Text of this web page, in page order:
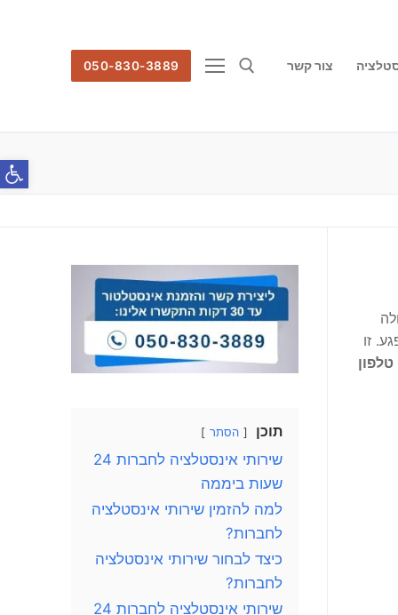
צור קשר 050-830-3889
זו
תוכן הסתר
שירותי אינסטלציה לחברות 24
שעות ביממה
למה להזמין שירותי אינסטלציה
לחברות?
כיצד לבחור שירותי אינסטלציה
לחברות?
שירותי אינסטלציה לחברות 24
פתח